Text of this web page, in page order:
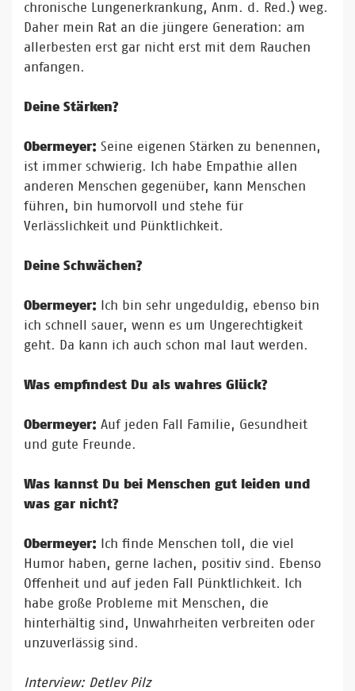
chronische Lungenerkrankung, Anm. d. Red.) weg.
Daher mein Rat an die jüngere Generation: am
allerbesten erst gar nicht erst mit dem Rauchen
anfangen.
Deine Stärken?
Obermeyer: Seine eigenen Stärken zu benennen,
ist immer schwierig. Ich habe Empathie allen
anderen Menschen gegenüber, kann Menschen
führen, bin humorvoll und stehe für
Verlässlichkeit und Pünktlichkeit.
Deine Schwächen?
Obermeyer:
Ich bin sehr ungeduldig, ebenso bin
ich schnell sauer, wenn es um Ungerechtigkeit
geht. Da kann ich auch schon mal laut werden.
Was empfindest Du als wahres Glück?
Obermeyer: Auf jeden Fall Familie, Gesundheit
und gute Freunde.
Was kannst Du bei Menschen gut leiden und
was gar nicht?
Obermeyer:
Ich finde Menschen toll, die viel
Humor haben, gerne lachen, positiv sind. Ebenso
Offenheit und auf jeden Fall Pünktlichkeit. Ich
habe große Probleme mit Menschen, die
hinterhältig sind, Unwahrheiten verbreiten oder
unzuverlässig sind.
Interview: Detlev Pilz